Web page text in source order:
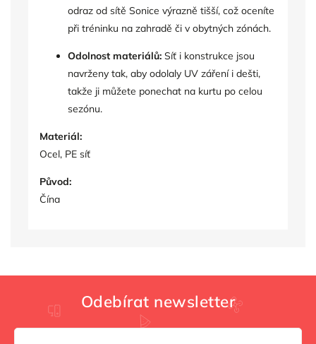
odraz od sítě Sonice výrazně tišší, což oceníte
při tréninku na zahradě či v obytných zónách.
Odolnost materiálů: Síť i konstrukce jsou
navrženy tak, aby odolaly UV záření i dešti,
takže ji můžete ponechat na kurtu po celou
sezónu.
Materiál:
Ocel, PE síť
Původ:
Čína
Odebírat newsletter